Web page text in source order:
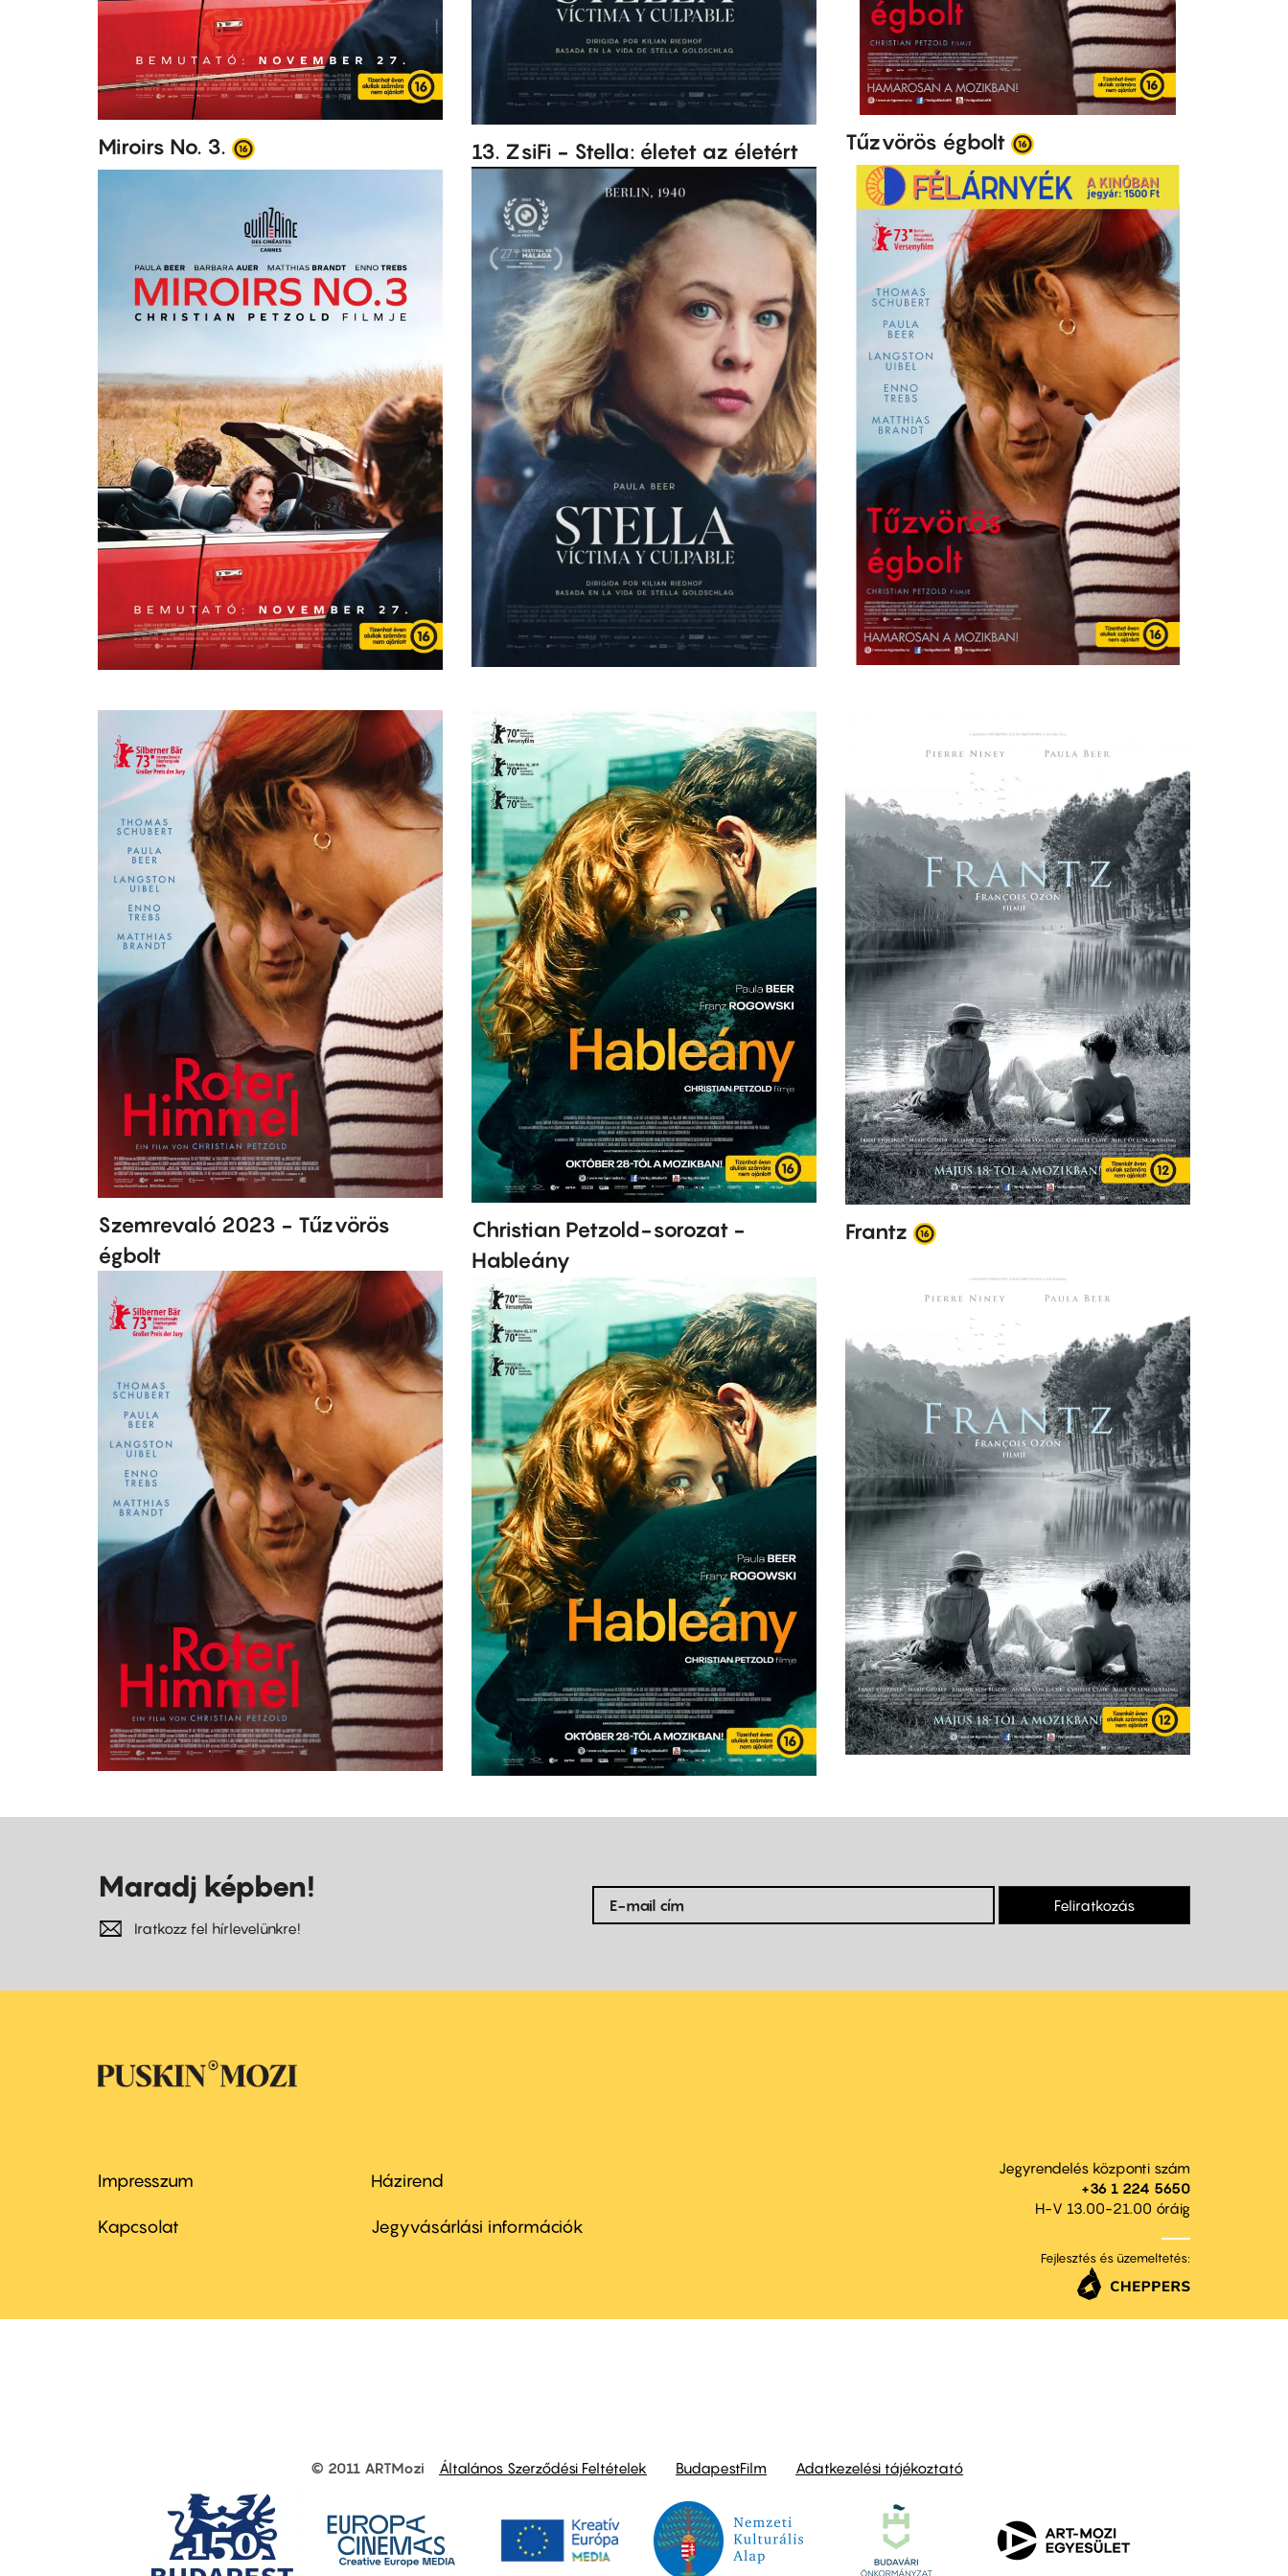
Miroirs No. 3. 13. ZsiFi - Stella: életet az életért Tűzvörös égbolt
Szemrevaló 2023 - Tűzvörös
égbolt
Christian Petzold-sorozat -
Hableány
Frantz
Maradj képben!
Iratkozz fel hírlevelünkre!
Feliratkozás
Footer
menu
Impresszum
Kapcsolat
Footer
menu
Házirend
Jegyvásárlási információk
Jegyrendelés központi szám
+36 1 224 5650
H-V 13.00-21.00 óráig
Fejlesztés és üzemeltetés:
other
© 2011 ARTMozi Általános Szerződési Feltételek BudapestFilm Adatkezelési tájékoztató